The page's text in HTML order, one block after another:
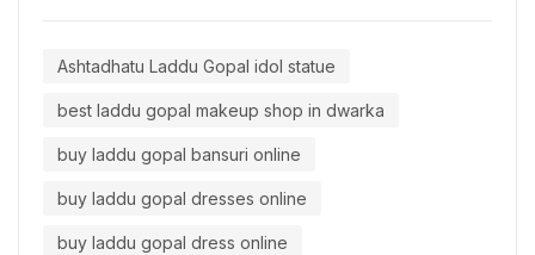
Ashtadhatu Laddu Gopal idol statue
best laddu gopal makeup shop in dwarka
buy laddu gopal bansuri online
buy laddu gopal dresses online
buy laddu gopal dress online